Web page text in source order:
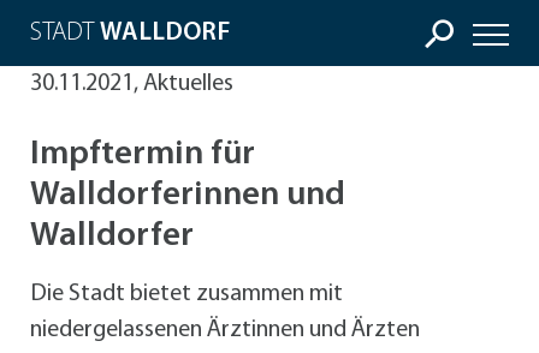
STADT WALLDORF
30.11.2021, Aktuelles
Impftermin für
Walldorferinnen und
Walldorfer
Die Stadt bietet zusammen mit
niedergelassenen Ärztinnen und Ärzten